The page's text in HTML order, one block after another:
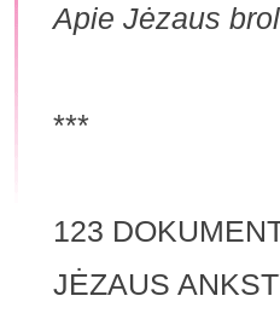
Apie Jėzaus
***
123
JĖZAUS